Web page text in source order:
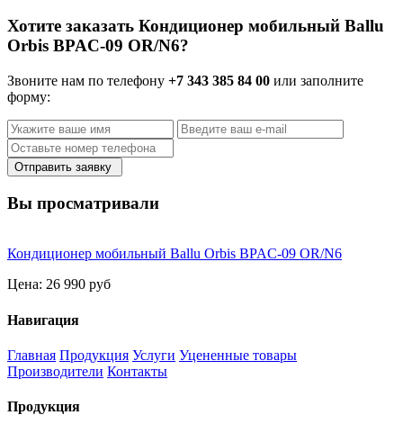
Хотите заказать Кондиционер мобильный Ballu
Orbis BPAC-09 OR/N6?
Звоните нам по телефону +7 343 385 84 00 или заполните
форму:
Отправить заявку
Вы просматривали
Кондиционер мобильный Ballu Orbis BPAC-09 OR/N6
Цена: 26 990 руб
Навигация
Главная Продукция Услуги Уцененные товары
Производители Контакты
Продукция